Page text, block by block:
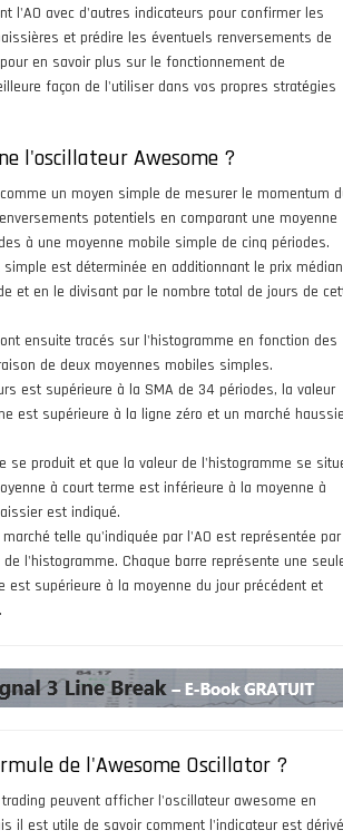
l'AO avec d'autres indicateurs pour confirmer les
et prédire les éventuels renversements de
en savoir plus sur le fonctionnement de
façon de l'utiliser dans vos propres stratégies
l'oscillateur Awesome ?
un moyen simple de mesurer le momentum
potentiels en comparant une moyenne
à une moyenne mobile simple de cinq périodes.
simple est déterminée en additionnant le prix médian
et en le divisant par le nombre total de jours de
ensuite tracés sur l'histogramme en fonction des
de deux moyennes mobiles simples.
est supérieure à la SMA de 34 périodes, la valeur
est supérieure à la ligne zéro et un marché
se produit et que la valeur de l'histogramme se
à court terme est inférieure à la moyenne à
est indiqué.
telle qu'indiquée par l'AO est représentée par
l'histogramme. Chaque barre représente une
est supérieure à la moyenne du jour précédent et
de l'Awesome Oscillator ?
peuvent afficher l'oscillateur awesome en
il est utile de savoir comment l'indicateur est